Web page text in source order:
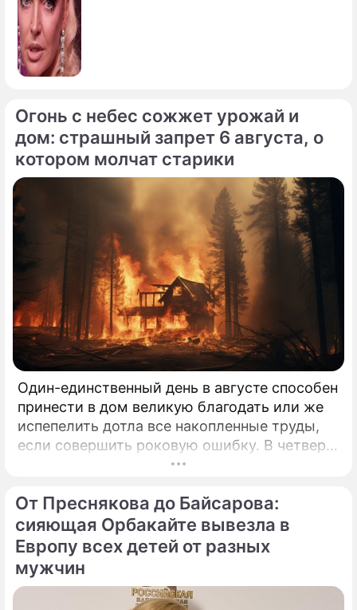
Огонь с небес сожжет урожай и
дом: страшный запрет 6 августа, о
котором молчат старики
Один-единственный день в августе способен
принести в дом великую благодать или же
испепелить дотла все накопленные труды,
если совершить роковую ошибку. В четверг,
6 августа 2026 года, православная церковь
благоверных князей-страстотерпцев Бориса
и Глеба.
От Преснякова до Байсарова:
сияющая Орбакайте вывезла в
Европу всех детей от разных
мужчин